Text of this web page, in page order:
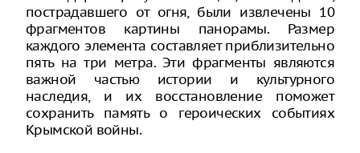
пострадавшего от огня, были извлечены 10
фрагментов картины панорамы. Размер
каждого элемента составляет приблизительно
пять на три метра. Эти фрагменты являются
важной частью истории и культурного
наследия, и их восстановление поможет
сохранить память о героических событиях
Крымской войны.